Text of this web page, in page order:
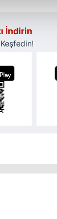
daha
panel
uyarınca
ilgili bilgi
İndirin